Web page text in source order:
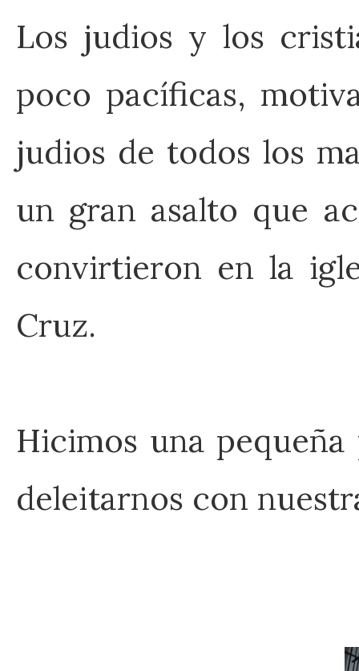
Los judios y los
poco pacíficas,
judios de todos los
un gran asalto que
convirtieron en la
Cruz.
Hicimos una
deleitarnos con